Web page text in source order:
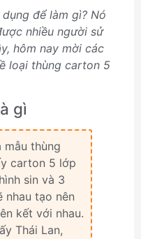
để làm gì? Nó
nhiều người sử
hôm nay mời các
loại thùng carton 5
gì
mẫu thùng
carton 5 lớp
sin và 3
nhau tạo nên
kết với nhau.
Thái Lan,